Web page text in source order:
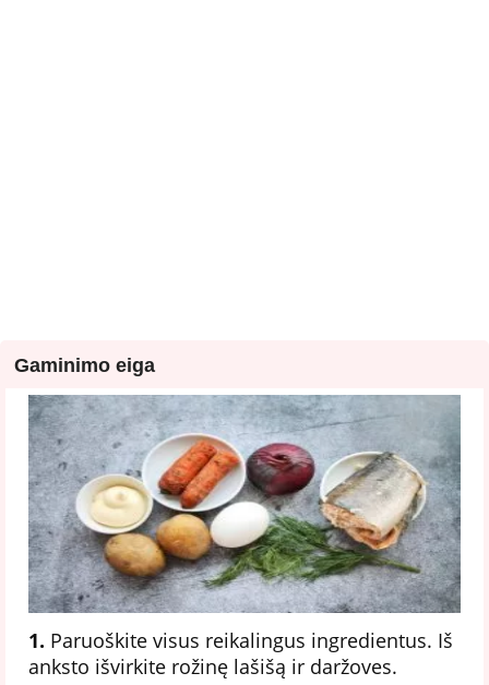
Gaminimo eiga
1. Paruoškite visus reikalingus ingredientus. Iš
anksto išvirkite rožinę lašišą ir daržoves.